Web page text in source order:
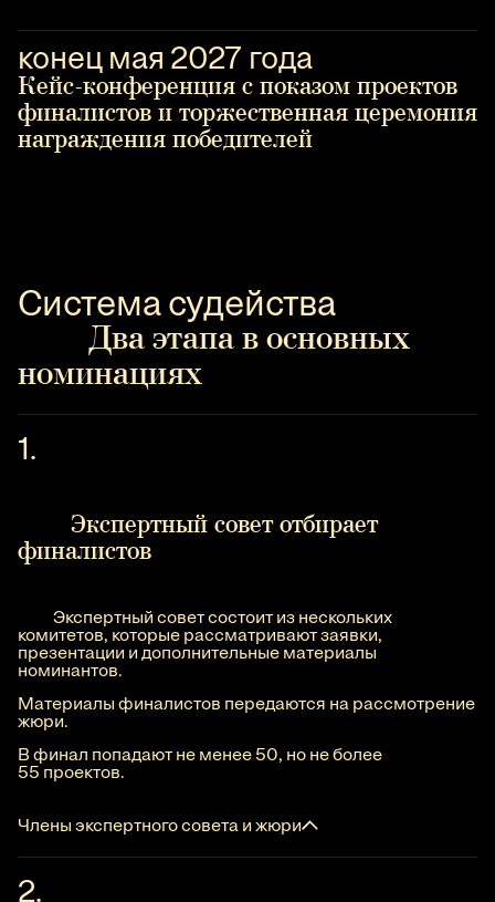
конец мая 2027 года
Кейс-конференция с показом проектов
финалистов и торжественная церемония
награждения победителей
Система судейства
Два этапа в основных
номинациях
Экспертный совет отбирает
финалистов
Экспертный совет состоит из нескольких
комитетов, которые рассматривают заявки,
презентации и дополнительные материалы
номинантов.
Материалы финалистов передаются на рассмотрение
жюри.
В финал попадают не менее 50, но не более
55 проектов.
Члены экспертного совета и жюри